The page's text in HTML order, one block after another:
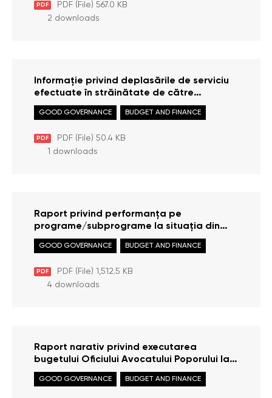
PDF PDF (File) 567.0 KB
2 downloads
Informație privind deplasările de serviciu
efectuate în străinătate de către
personalul Oficiului Avocatului Poporului în
perioada 01 ianuarie — 31 martie 2022
PDF PDF (File) 50.4 KB
GOOD GOVERNANCE BUDGET AND FINANCE
1 downloads
Raport privind performanța pe
programe/subprograme la situația din
31.12.2022
PDF PDF (File) 1,512.5 KB
GOOD GOVERNANCE BUDGET AND FINANCE
4 downloads
Raport narativ privind executarea
bugetului Oficiului Avocatului Poporului la
31.12.2022
GOOD GOVERNANCE BUDGET AND FINANCE